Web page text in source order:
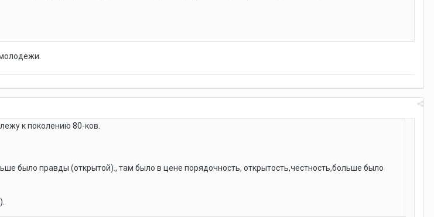
к поколению 80-ков.
было правды (открытой)., там было в цене порядочность, открытость,честность,больше было